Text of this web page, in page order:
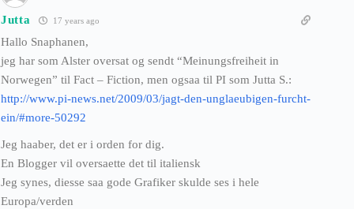
Jutta 17 years ago
Hallo Snaphanen,
jeg har som Alster oversat og sendt “Meinungsfreiheit in
Norwegen” til Fact – Fiction, men ogsaa til PI som Jutta S.:
http://www.pi-news.net/2009/03/jagt-den-unglaeubigen-furcht-
ein/#more-50292
Jeg haaber, det er i orden for dig.
En Blogger vil oversaette det til italiensk
Jeg synes, diesse saa gode Grafiker skulde ses i hele
Europa/verden